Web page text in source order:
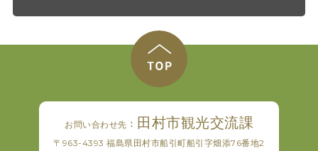
お問い合わせ先 ： 田村市観光交流課
〒963-4393 福島県田村市船引町船引字畑添76番地2